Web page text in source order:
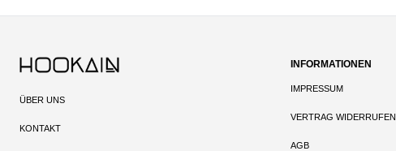
ÜBER UNS
KONTAKT
INFORMATIONEN
IMPRESSUM
VERTRAG WIDERRUFEN
AGB